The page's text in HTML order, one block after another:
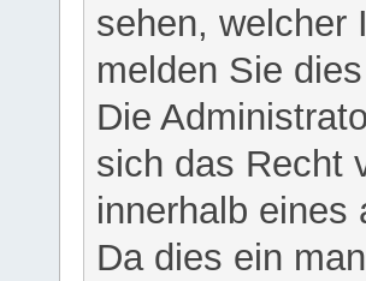
sehen, welcher
melden Sie
Die
sich das Recht
innerhalb eines
Da dies ein